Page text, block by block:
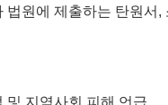
원에 제출하는 탄원서